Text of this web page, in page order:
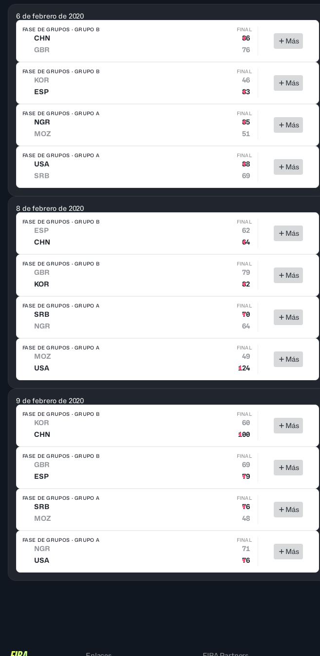
6 de febrero de 2020
FASE DE GRUPOS · GRUPO B FINAL
CHN
86
GBR
76
Más
FASE DE GRUPOS · GRUPO B FINAL
KOR
46
ESP
83
Más
FASE DE GRUPOS · GRUPO A FINAL
NGR
85
MOZ
51
Más
FASE DE GRUPOS · GRUPO A FINAL
USA
88
SRB
69
Más
8 de febrero de 2020
FASE DE GRUPOS · GRUPO B FINAL
ESP
62
CHN
64
Más
FASE DE GRUPOS · GRUPO B FINAL
GBR
79
KOR
82
Más
FASE DE GRUPOS · GRUPO A FINAL
SRB
70
NGR
64
Más
FASE DE GRUPOS · GRUPO A FINAL
MOZ
49
USA
124
Más
9 de febrero de 2020
FASE DE GRUPOS · GRUPO B FINAL
KOR
60
CHN
100
Más
FASE DE GRUPOS · GRUPO B FINAL
GBR
69
ESP
79
Más
FASE DE GRUPOS · GRUPO A FINAL
SRB
76
MOZ
48
Más
FASE DE GRUPOS · GRUPO A FINAL
NGR
71
USA
76
Más